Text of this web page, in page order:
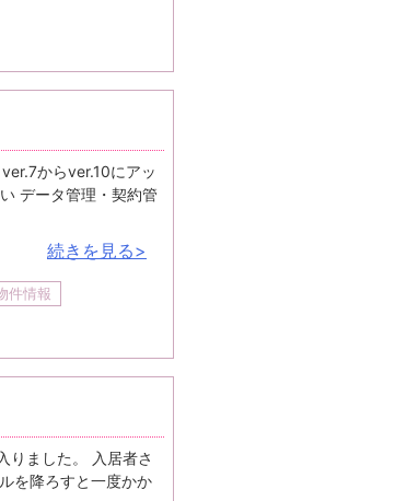
からver.10にアッ
データ管理・契約管
続きを見る>
件情報
りました。 入居者さ
を降ろすと一度かか